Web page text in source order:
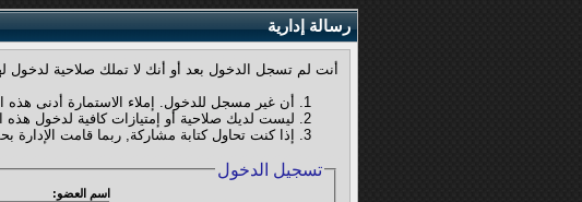
رسالة إدارية
أنت لم تسجل الدخول بعد أو أنك لا تملك صلاحية لدخول
أن غير مسجل للدخول. إملاء الاستمارة أدنى
ليست لديك صلاحية أو إمتيازات كافية لدخول
إذا كنت تحاول كتابة مشاركة, ربما قامت
تسجيل الدخول
اسم العضو: